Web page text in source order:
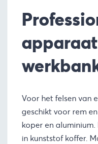
Voor het felsen van
geschikt voor rem
koper en
in kunststof koffer.